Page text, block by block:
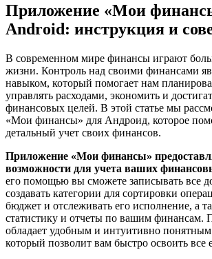
Приложение «Мои
Android: инструкция и
В современном мире финансы играют
жизни. Контроль над своими финансами
навыком, который помогает нам
управлять расходами, экономить и
финансовых целей. В этой статье мы
«Мои финансы» для Андроид, которое
детальный учет своих финансов.
Приложение «Мои финансы»
возможности для учета ваших
его помощью вы сможете записывать все
создавать категории для сортировки
бюджет и отслеживать его исполнение, а
статистику и отчеты по вашим финансам.
обладает удобным и интуитивно
который позволит вам быстро освоить все